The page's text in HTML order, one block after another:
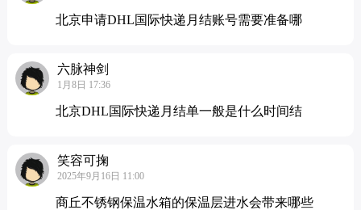
北京申请DHL国际快递月结账号需要准备哪
六脉神剑
1月8日 17:36
北京DHL国际快递月结单一般是什么时间结
笑容可掬
2025年9月16日 11:00
商丘不锈钢保温水箱的保温层进水会带来哪些